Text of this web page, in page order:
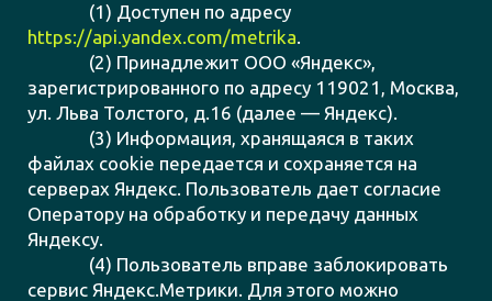
(1) Доступен по адресу
https://api.yandex.com/metrika.
(2) Принадлежит ООО «Яндекс»,
зарегистрированного по адресу 119021, Москва,
ул. Льва Толстого, д.16 (далее — Яндекс).
(3) Информация, хранящаяся в таких
файлах cookie передается и сохраняется на
серверах Яндекс. Пользователь дает согласие
Оператору на обработку и передачу данных
Яндексу.
(4) Пользователь вправе заблокировать
сервис Яндекс.Метрики. Для этого можно